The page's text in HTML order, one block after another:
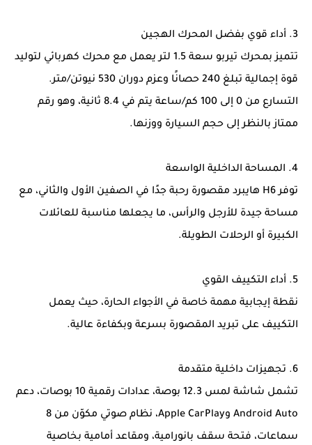
3. أداء قوي بفضل المحرك الهجين
تتميز بمحرك تيربو سعة 1.5 لتر يعمل مع محرك كهربائي لتوليد
قوة إجمالية تبلغ 240 حصانًا وعزم دوران 530 نيوتن/متر.
التسارع من 0 إلى 100 كم/ساعة يتم في 8.4 ثانية، وهو رقم
ممتاز بالنظر إلى حجم السيارة ووزنها.
4. المساحة الداخلية الواسعة
توفر H6 هايبرد مقصورة رحبة جدًا في الصفين الأول والثاني، مع
مساحة جيدة للأرجل والرأس، ما يجعلها مناسبة للعائلات
الكبيرة أو الرحلات الطويلة.
5. أداء التكييف القوي
نقطة إيجابية مهمة خاصة في الأجواء الحارة، حيث يعمل
التكييف على تبريد المقصورة بسرعة وبكفاءة عالية.
6. تجهيزات داخلية متقدمة
تشمل شاشة لمس 12.3 بوصة، عدادات رقمية 10 بوصات، دعم
Android Auto وApple CarPlay، نظام صوتي مكوّن من 8
سماعات، فتحة سقف بانورامية، ومقاعد أمامية بخاصية